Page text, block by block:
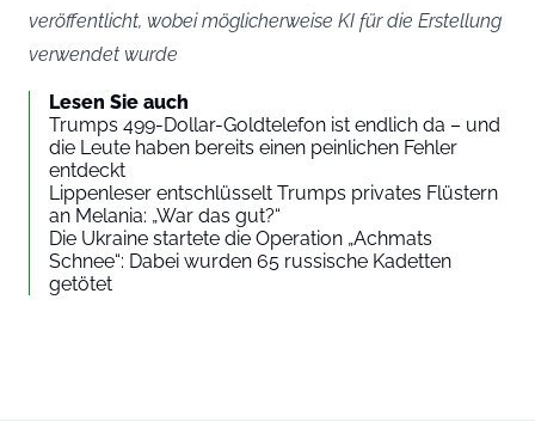
veröffentlicht, wobei möglicherweise KI für die Erstellung
verwendet wurde
Lesen Sie auch
Trumps 499-Dollar-Goldtelefon ist endlich da – und
die Leute haben bereits einen peinlichen Fehler
entdeckt
Lippenleser entschlüsselt Trumps privates Flüstern
an Melania: „War das gut?“
Die Ukraine startete die Operation „Achmats
Schnee“: Dabei wurden 65 russische Kadetten
getötet